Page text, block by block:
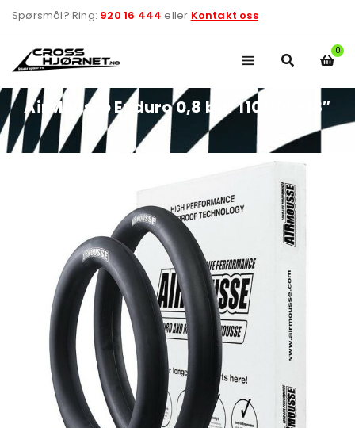
Spørsmål? Ring: 920 16 444 eller Kontakt oss
0
AirMousse Enduro 0,8 bar 110/100-18″